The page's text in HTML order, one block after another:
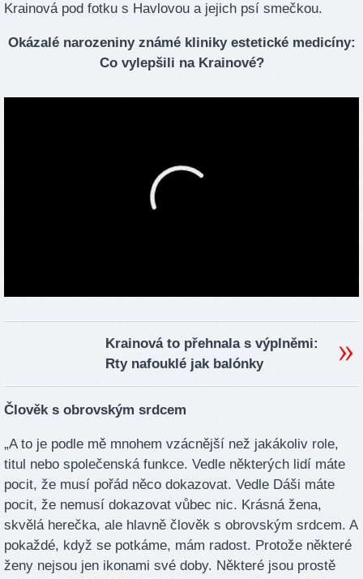
Krainová pod fotku s Havlovou a jejich psí smečkou.
Okázalé narozeniny známé kliniky estetické medicíny:
Co vylepšili na Krainové?
Krainová to přehnala s výplněmi:
Rty nafouklé jak balónky
Člověk s obrovským srdcem
„A to je podle mě mnohem vzácnější než jakákoliv role,
titul nebo společenská funkce. Vedle některých lidí máte
pocit, že musí pořád něco dokazovat. Vedle Dáši máte
pocit, že nemusí dokazovat vůbec nic. Krásná žena,
skvělá herečka, ale hlavně člověk s obrovským srdcem. A
pokaždé, když se potkáme, mám radost. Protože některé
ženy nejsou jen ikonami své doby. Některé jsou prostě